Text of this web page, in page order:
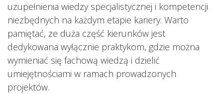
uzupełnienia wiedzy specjalistycznej i kompetencji
niezbędnych na każdym etapie kariery. Warto
pamiętać, ze duża część kierunków jest
dedykowana wyłącznie praktykom, gdzie można
wymieniać się fachową wiedzą i dzielić
umiejętnościami w ramach prowadzonych
projektów.